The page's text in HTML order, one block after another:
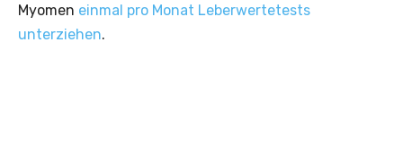
Myomen einmal pro Monat Leberwertetests
unterziehen.